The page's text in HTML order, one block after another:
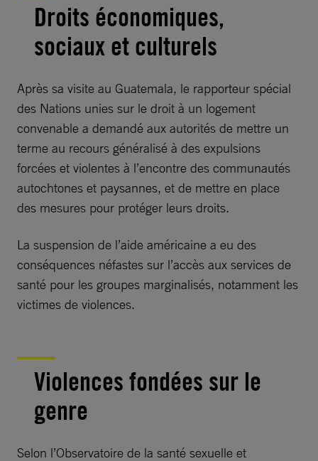
Droits économiques,
sociaux et culturels
Après sa visite au Guatemala, le rapporteur spécial
des Nations unies sur le droit à un logement
convenable a demandé aux autorités de mettre un
terme au recours généralisé à des expulsions
forcées et violentes à l’encontre des communautés
autochtones et paysannes, et de mettre en place
des mesures pour protéger leurs droits.
La suspension de l’aide américaine a eu des
conséquences néfastes sur l’accès aux services de
santé pour les groupes marginalisés, notamment les
victimes de violences.
Violences fondées sur le
genre
Selon l’Observatoire de la santé sexuelle et